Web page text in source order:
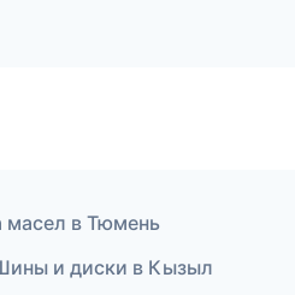
в Тюмень
и диски в Кызыл